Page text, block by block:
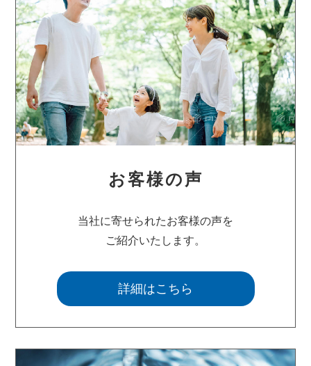
お客様の声
当社に寄せられたお客様の声を
ご紹介いたします。
詳細はこちら